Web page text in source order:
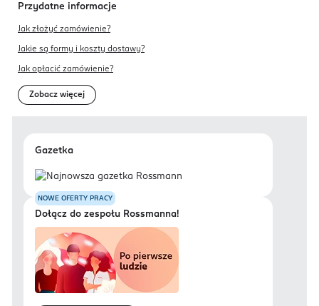
Przydatne informacje
Jak złożyć zamówienie?
Jakie są formy i koszty dostawy?
Jak opłacić zamówienie?
Zobacz więcej
Gazetka
NOWE OFERTY PRACY
Dołącz do zespołu Rossmanna!